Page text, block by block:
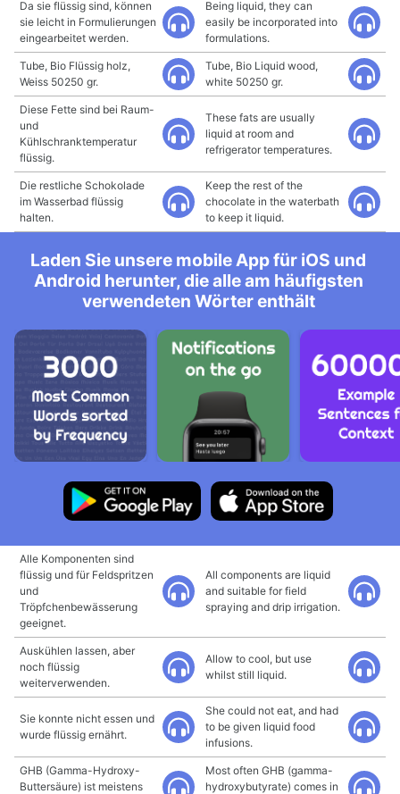
Da sie flüssig sind, können
sie leicht in Formulierungen
eingearbeitet werden.
Being liquid, they can
easily be incorporated into
formulations.
Tube, Bio Flüssig holz,
Weiss 50250 gr.
Tube, Bio Liquid wood,
white 50250 gr.
Diese Fette sind bei Raum-
und
Kühlschranktemperatur
flüssig.
These fats are usually
liquid at room and
refrigerator temperatures.
Die restliche Schokolade
im Wasserbad flüssig
halten.
Keep the rest of the
chocolate in the waterbath
to keep it liquid.
Laden Sie unsere mobile App für iOS und
Android herunter, die alle am häufigsten
verwendeten Wörter enthält
Alle Komponenten sind
flüssig und für Feldspritzen
und
Tröpfchenbewässerung
geeignet.
All components are liquid
and suitable for field
spraying and drip irrigation.
Auskühlen lassen, aber
noch flüssig
weiterverwenden.
Allow to cool, but use
whilst still liquid.
Sie konnte nicht essen und
wurde flüssig ernährt.
She could not eat, and had
to be given liquid food
infusions.
GHB (Gamma-Hydroxy-
Buttersäure) ist meistens
Most often GHB (gamma-
hydroxybutyrate) comes in